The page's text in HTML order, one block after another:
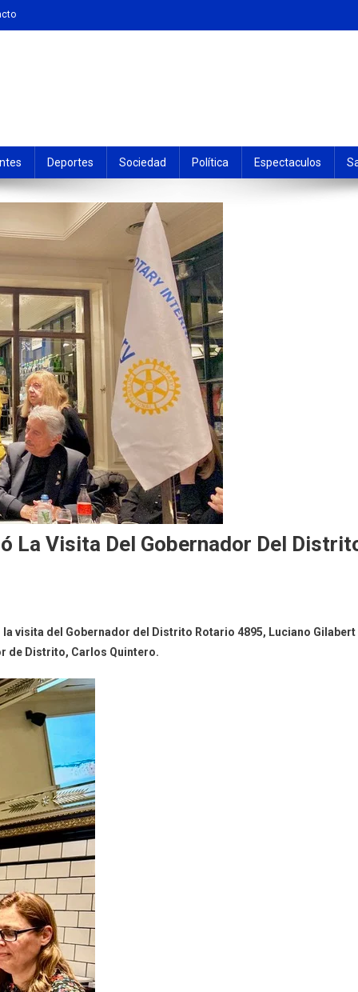
Deportes Sociedad Política Espectaculos
La Visita Del Gobernador Del
visita del Gobernador del Distrito Rotario 4895, Luciano Gilabert
de Distrito, Carlos Quintero.